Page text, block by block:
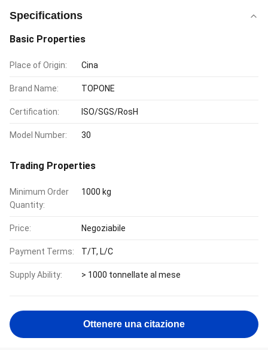
Specifications
Basic Properties
Place of Origin: Cina
Brand Name: TOPONE
Certification: ISO/SGS/RosH
Model Number: 30
Trading Properties
Minimum Order
Quantity:
1000 kg
Price: Negoziabile
Payment Terms: T/T, L/C
Supply Ability: > 1000 tonnellate al mese
Ottenere una citazione